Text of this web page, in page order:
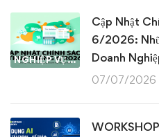
NGHIỆP VỤ KẾ TOÁN & THUẾ
Cập Nhật
6/2026:
Doanh
07/07/2026